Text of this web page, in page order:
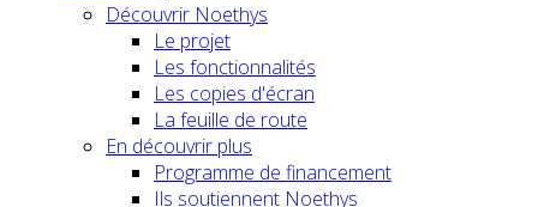
Découvrir Noethys
Le projet
Les fonctionnalités
Les copies d'écran
La feuille de route
En découvrir plus
Programme de financement
Ils soutiennent Noethys